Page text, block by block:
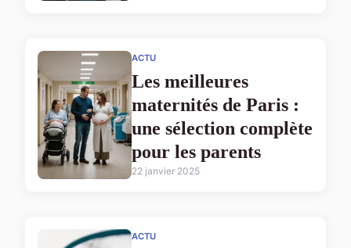
ACTU
Les meilleures
maternités de Paris :
une sélection complète
pour les parents
22 janvier 2025
ACTU